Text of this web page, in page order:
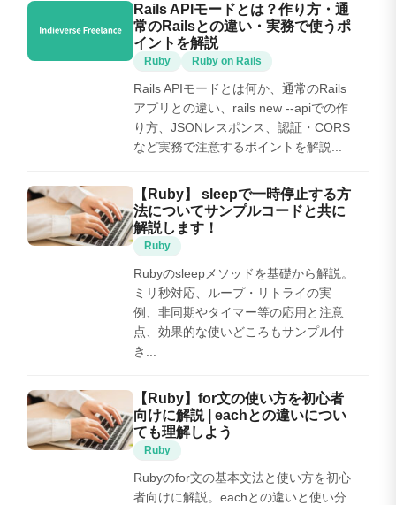
Rails APIモードとは？作り方・通
常のRailsとの違い・実務で使うポ
イントを解説
Ruby Ruby on Rails
Rails APIモードとは何か、通常のRails
アプリとの違い、rails new --apiでの作
り方、JSONレスポンス、認証・CORS
など実務で注意するポイントを解説...
【Ruby】 sleepで一時停止する方
法についてサンプルコードと共に
解説します！
Ruby
Rubyのsleepメソッドを基礎から解説。
ミリ秒対応、ループ・リトライの実
例、非同期やタイマー等の応用と注意
点、効果的な使いどころもサンプル付
き...
【Ruby】for文の使い方を初心者
向けに解説 | eachとの違いについ
ても理解しよう
Ruby
Rubyのfor文の基本文法と使い方を初心
者向けに解説。eachとの違いと使い分